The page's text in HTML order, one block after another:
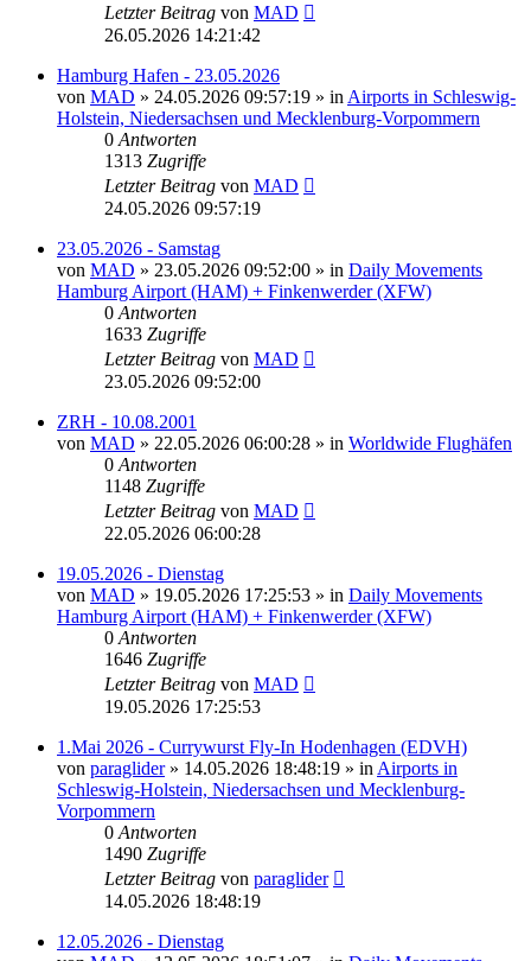
Letzter Beitrag von MAD
26.05.2026 14:21:42
Hamburg Hafen - 23.05.2026
von MAD » 24.05.2026 09:57:19 » in Airports in Schleswig-
Holstein, Niedersachsen und Mecklenburg-Vorpommern
0 Antworten
1313 Zugriffe
Letzter Beitrag von MAD
24.05.2026 09:57:19
23.05.2026 - Samstag
von MAD » 23.05.2026 09:52:00 » in Daily Movements
Hamburg Airport (HAM) + Finkenwerder (XFW)
0 Antworten
1633 Zugriffe
Letzter Beitrag von MAD
23.05.2026 09:52:00
ZRH - 10.08.2001
von MAD » 22.05.2026 06:00:28 » in Worldwide Flughäfen
0 Antworten
1148 Zugriffe
Letzter Beitrag von MAD
22.05.2026 06:00:28
19.05.2026 - Dienstag
von MAD » 19.05.2026 17:25:53 » in Daily Movements
Hamburg Airport (HAM) + Finkenwerder (XFW)
0 Antworten
1646 Zugriffe
Letzter Beitrag von MAD
19.05.2026 17:25:53
1.Mai 2026 - Currywurst Fly-In Hodenhagen (EDVH)
von paraglider» 14.05.2026 18:48:19 » in Airports in
Schleswig-Holstein, Niedersachsen und Mecklenburg-
Vorpommern
0 Antworten
1490 Zugriffe
Letzter Beitrag von paraglider
14.05.2026 18:48:19
12.05.2026 - Dienstag